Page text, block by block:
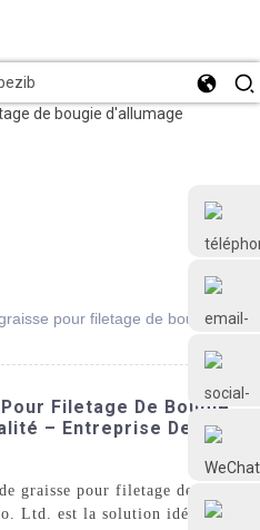
+86 18126677577
Frtlube
pour filetage de bougie
Filetage De Bougie
– Entreprise De
graisse pour filetage de
Ltd. est la solution idéale.